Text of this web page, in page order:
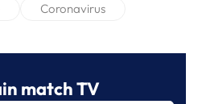
Coronavirus
match TV